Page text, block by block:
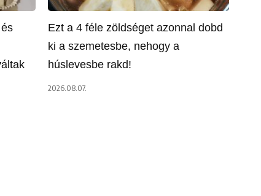
Ezt a 4 féle zöldséget azonnal dobd
ki a szemetesbe, nehogy a
húslevesbe rakd!
2026.08.07.